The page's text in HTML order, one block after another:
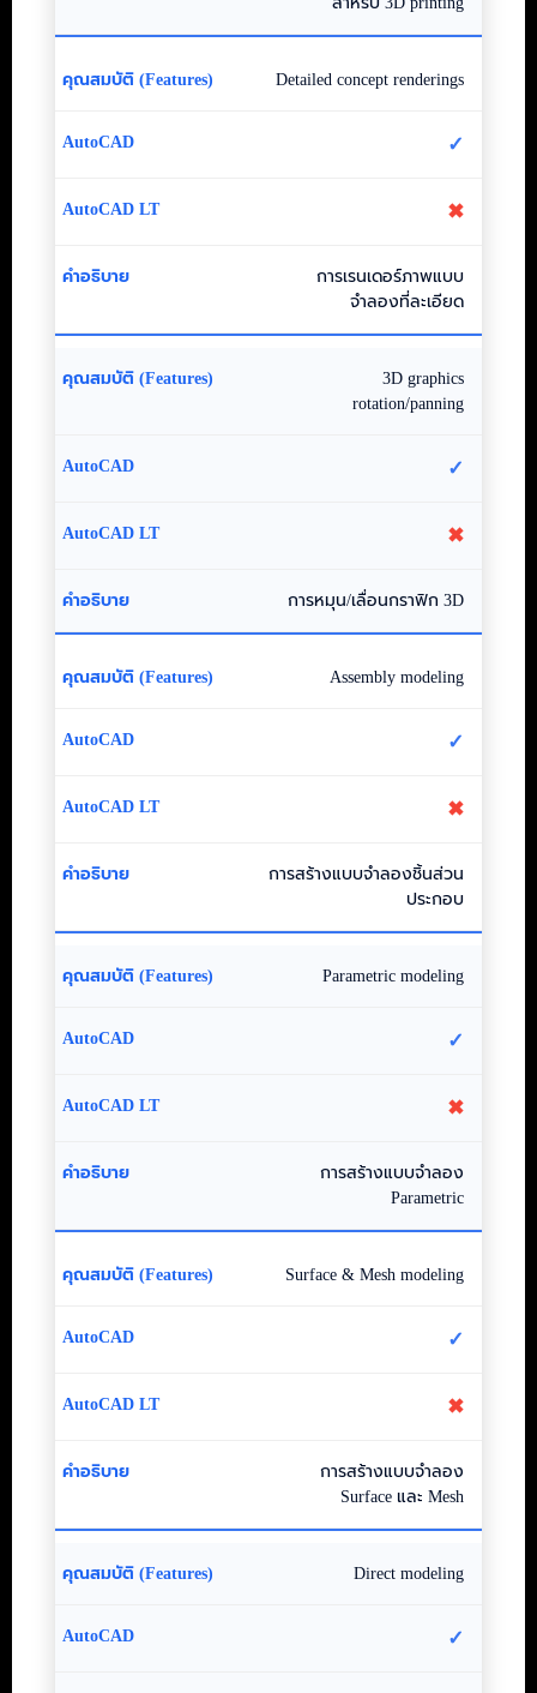
Detailed concept renderings
✓
✖
การเรนเดอร์ภาพแบบ
จำลองที่ละเอียด
3D graphics
rotation/panning
✓
✖
การหมุน/เลื่อนกราฟิก 3D
Assembly modeling
✓
✖
การสร้างแบบจำลองชิ้นส่วน
ประกอบ
Parametric modeling
✓
✖
การสร้างแบบจำลอง
Parametric
Surface & Mesh modeling
✓
✖
การสร้างแบบจำลอง
Surface และ Mesh
Direct modeling
✓